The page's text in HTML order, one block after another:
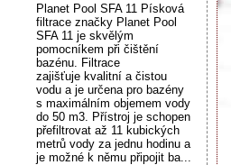
Planet Pool SFA 11 Písková
filtrace značky Planet Pool
SFA 11 je skvělým
pomocníkem při čištění
bazénu. Filtrace
zajišťuje kvalitní a čistou
vodu a je určena pro bazény
s maximálním objemem vody
do 50 m3. Přístroj je schopen
přefiltrovat až 11 kubických
metrů vody za jednu hodinu a
je možné k němu připojit ba...